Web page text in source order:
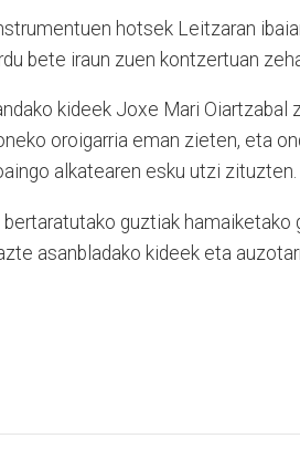
hotsek Leitzaran
bete iraun zuen kontzertuan
kideek Joxe Mari
oroigarria eman zieten, eta
alkatearen esku utzi zituzten.
guztiak hamaiketako
asanbladako kideek eta